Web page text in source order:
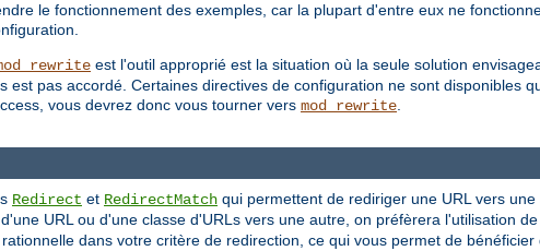
le fonctionnement des exemples, car la plupart d'entre eux ne
est l'outil approprié est la situation où la seule solution
est pas accordé. Certaines directives de configuration ne sont disponibles
vous devrez donc vous tourner vers mod_rewrite.
Redirect et RedirectMatch qui permettent de rediriger une URL vers
URL ou d'une classe d'URLs vers une autre, on préfèrera l'utilisation
dans votre critère de redirection, ce qui vous permet de